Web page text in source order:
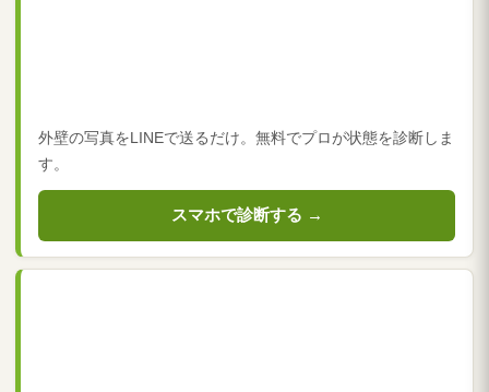
外壁の写真をLINEで送るだけ。無料でプロが状態を診断しま
す。
スマホで診断する →